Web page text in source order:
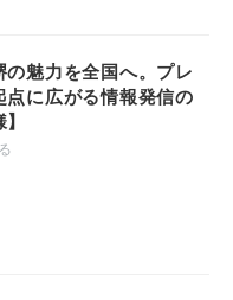
の魅力を全国へ。プレ
点に広がる情報発信の